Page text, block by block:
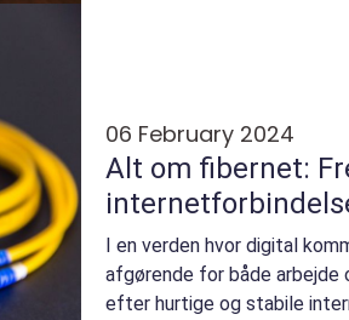
06 February 2024
Alt om fibernet:
I en verden hvor digital
afgørende for både
efter hurtige og stabile